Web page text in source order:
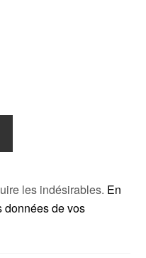
les indésirables. En
données de vos